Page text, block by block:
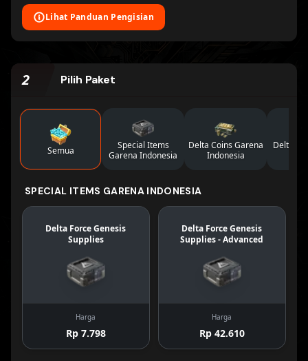
Lihat Panduan Pengisian
2 Pilih Paket
Semua
Special Items
Garena Indonesia
Delta Coins Garena
Indonesia
Delta
SPECIAL ITEMS GARENA INDONESIA
Delta Force Genesis
Supplies
Harga
Rp 7.798
Delta Force Genesis
Supplies - Advanced
Harga
Rp 42.610